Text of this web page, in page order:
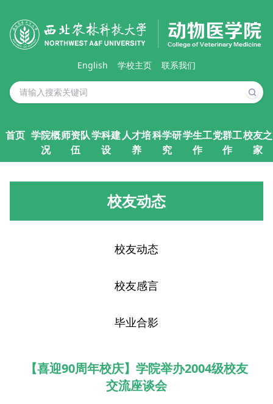
English 学校主页 联系我们
首页 学院概
况
师资队
伍
学科建
设
人才培
养
科学研
究
学生工
作
党群工
作
校友之
家
校友动态
校友动态
校友感言
毕业合影
【喜迎90周年校庆】学院举办2004级校友
交流座谈会